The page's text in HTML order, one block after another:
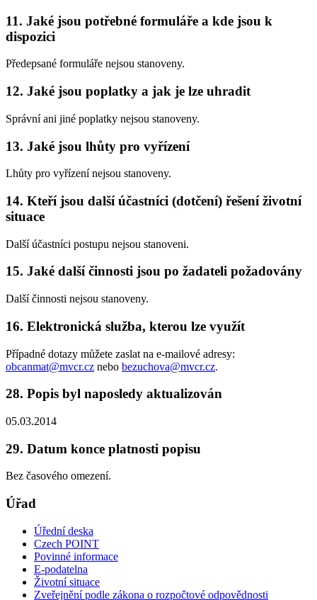
11. Jaké jsou potřebné formuláře a kde jsou k
dispozici
Předepsané formuláře nejsou stanoveny.
12. Jaké jsou poplatky a jak je lze uhradit
Správní ani jiné poplatky nejsou stanoveny.
13. Jaké jsou lhůty pro vyřízení
Lhůty pro vyřízení nejsou stanoveny.
14. Kteří jsou další účastníci (dotčení) řešení životní
situace
Další účastníci postupu nejsou stanoveni.
15. Jaké další činnosti jsou po žadateli požadovány
Další činnosti nejsou stanoveny.
16. Elektronická služba, kterou lze využít
Případné dotazy můžete zaslat na e-mailové adresy:
obcanmat@mvcr.cz nebo bezuchova@mvcr.cz.
28. Popis byl naposledy aktualizován
05.03.2014
29. Datum konce platnosti popisu
Bez časového omezení.
Úřad
Úřední deska
Czech POINT
Povinné informace
E-podatelna
Životní situace
Zveřejnění podle zákona o rozpočtové odpovědnosti